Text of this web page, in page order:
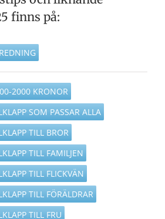
finns på:
2000 KRONOR
SOM PASSAR ALLA
TILL BROR
TILL FAMILJEN
TILL FLICKVÄN
TILL FÖRÄLDRAR
TILL FRU